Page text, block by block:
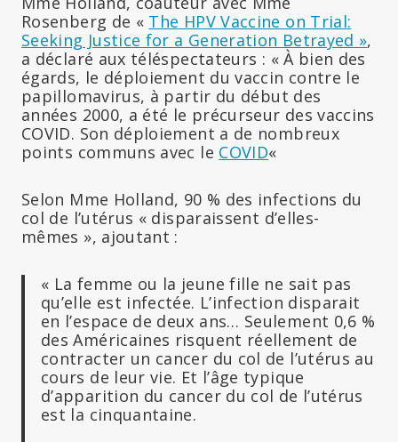
Rosenberg de « The HPV Vaccine on Trial:
Seeking Justice for a Generation Betrayed »,
a déclaré aux téléspectateurs : « À bien des
égards, le déploiement du vaccin contre le
papillomavirus, à partir du début des
années 2000, a été le précurseur des vaccins
COVID. Son déploiement a de nombreux
points communs avec le COVID«
Selon Mme Holland, 90 % des infections du
col de l’utérus « disparaissent d’elles-
mêmes », ajoutant :
« La femme ou la jeune fille ne sait pas
qu’elle est infectée. L’infection disparait
en l’espace de deux ans… Seulement 0,6 %
des Américaines risquent réellement de
contracter un cancer du col de l’utérus au
cours de leur vie. Et l’âge typique
d’apparition du cancer du col de l’utérus
est la cinquantaine.